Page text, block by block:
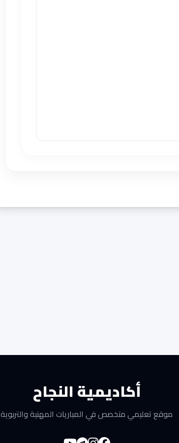
أكاديمية النجاح
موقع تعليمي متخصص في المباريات المهنية والتربوية